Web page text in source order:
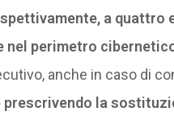
a quattro
nel perimetro
anche in caso di
prescrivendo la